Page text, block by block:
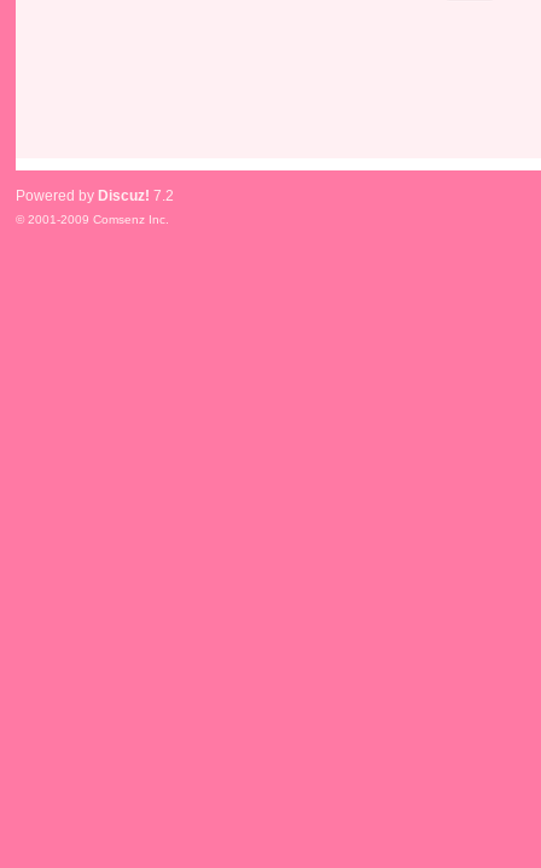
Powered by Discuz! 7.2
© 2001-2009 Comsenz Inc.